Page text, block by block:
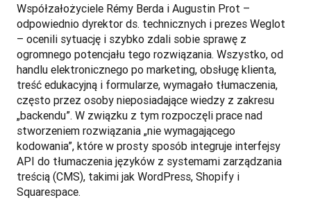
Współzałożyciele Rémy Berda i Augustin Prot –
odpowiednio dyrektor ds. technicznych i prezes Weglot
– ocenili sytuację i szybko zdali sobie sprawę z
ogromnego potencjału tego rozwiązania. Wszystko, od
handlu elektronicznego po marketing, obsługę klienta,
treść edukacyjną i formularze, wymagało tłumaczenia,
często przez osoby nieposiadające wiedzy z zakresu
„backendu”. W związku z tym rozpoczęli prace nad
stworzeniem rozwiązania „nie wymagającego
kodowania”, które w prosty sposób integruje interfejsy
API do tłumaczenia języków z systemami zarządzania
treścią (CMS), takimi jak WordPress, Shopify i
Squarespace.